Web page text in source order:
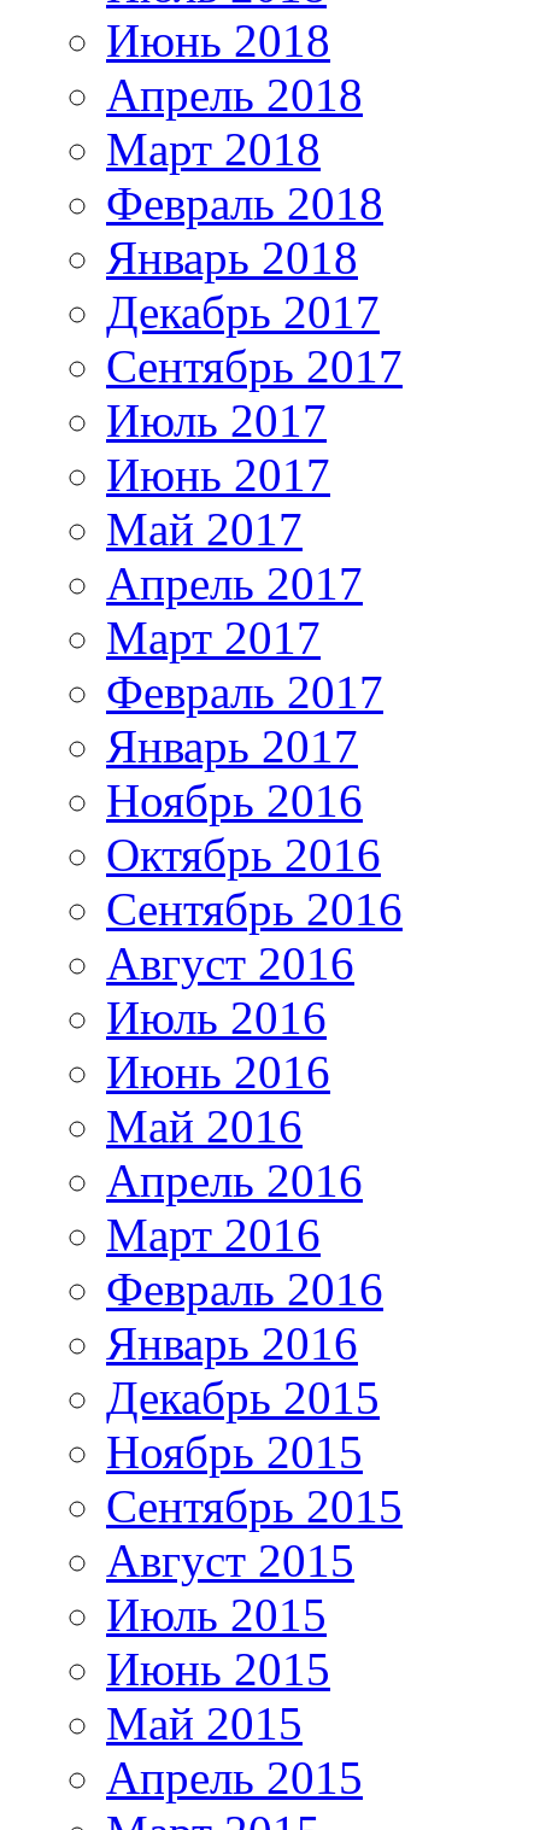
Июнь 2018
Апрель 2018
Март 2018
Февраль 2018
Январь 2018
Декабрь 2017
Сентябрь 2017
Июль 2017
Июнь 2017
Май 2017
Апрель 2017
Март 2017
Февраль 2017
Январь 2017
Ноябрь 2016
Октябрь 2016
Сентябрь 2016
Август 2016
Июль 2016
Июнь 2016
Май 2016
Апрель 2016
Март 2016
Февраль 2016
Январь 2016
Декабрь 2015
Ноябрь 2015
Сентябрь 2015
Август 2015
Июль 2015
Июнь 2015
Май 2015
Апрель 2015